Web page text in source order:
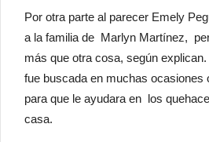
Por otra parte al parecer Emely
a la familia de Marlyn Martínez,
más que otra cosa, según
fue buscada en muchas ocasiones
para que le ayudara en los
casa.